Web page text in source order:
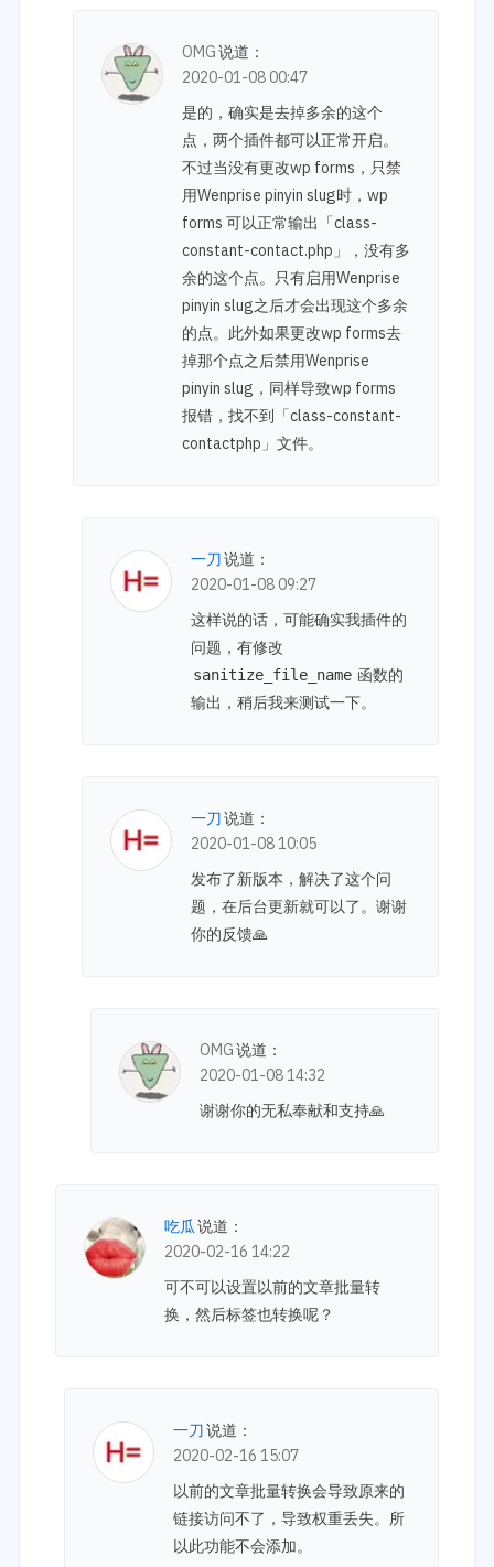
OMG说道：
2020-01-08 00:47
是的，确实是去掉多余的这个
点，两个插件都可以正常开启。
不过当没有更改wp forms，只禁
用Wenprise pinyin slug时，wp
forms 可以正常输出「class-
constant-contact.php」，没有多
余的这个点。只有启用Wenprise
pinyin slug之后才会出现这个多余
的点。此外如果更改wp forms去
掉那个点之后禁用Wenprise
pinyin slug，同样导致wp forms
报错，找不到「class-constant-
contactphp」文件。
一刀说道：
2020-01-08 09:27
这样说的话，可能确实我插件的
问题，有修改
sanitize_file_name 函数的
输出，稍后我来测试一下。
一刀说道：
2020-01-08 10:05
发布了新版本，解决了这个问
题，在后台更新就可以了。谢谢
你的反馈🙏
OMG说道：
2020-01-08 14:32
谢谢你的无私奉献和支持🙏
吃瓜说道：
2020-02-16 14:22
可不可以设置以前的文章批量转
换，然后标签也转换呢？
一刀说道：
2020-02-16 15:07
以前的文章批量转换会导致原来的
链接访问不了，导致权重丢失。所
以此功能不会添加。